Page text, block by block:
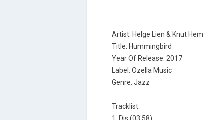
Artist: Helge Lien & Knut Hem
Title: Hummingbird
Year Of Release: 2017
Label: Ozella Music
Genre: Jazz
Tracklist:
1. Dis (03:58)